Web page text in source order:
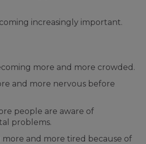
increasingly important.
more and more crowded.
and more nervous before
people are aware of
problems.
more and more tired because of